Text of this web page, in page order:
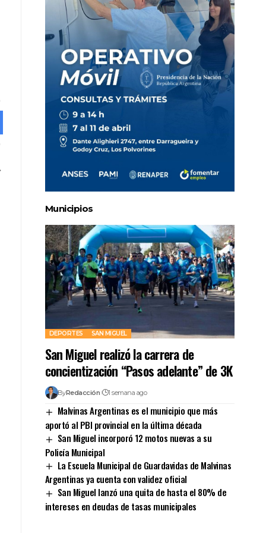
Municipios
DEPORTES SAN MIGUEL
San Miguel realizó la carrera de
concientización “Pasos adelante” de 3K
ByRedacción 1 semana ago
Malvinas Argentinas es el municipio que más
aportó al PBI provincial en la última década
San Miguel incorporó 12 motos nuevas a su
Policía Municipal
La Escuela Municipal de Guardavidas de Malvinas
Argentinas ya cuenta con validez oficial
San Miguel lanzó una quita de hasta el 80% de
intereses en deudas de tasas municipales